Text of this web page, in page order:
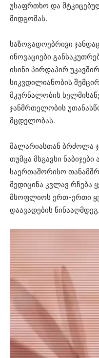
უსაფრთხო და
მიდგომას.
საზოგადოებრივი
ინოვაციები
ისინი პირდაპირ
სიკვდილიანობის
მკურნალობის
ჯანმრთელობის
მცდელობას.
მალარიასთან ბრძოლა
თუმცა მსგავსი
საერთაშორისო
მედიცინა კვლავ რჩება
მსოფლიოს ერთ-ერთი
დაავადების წინააღმდეგ.
ვიდეო
დამკვრელი